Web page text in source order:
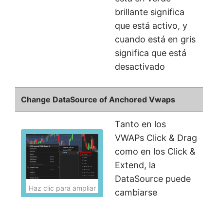
brillante significa
que está activo, y
cuando está en gris
significa que está
desactivado
Change DataSource of Anchored Vwaps
Haz clic para ampliar
Tanto en los
VWAPs Click & Drag
como en los Click &
Extend, la
DataSource puede
cambiarse